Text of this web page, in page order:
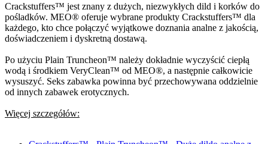
Crackstuffers™ jest znany z dużych, niezwykłych dild i korków do
pośladków. MEO® oferuje wybrane produkty Crackstuffers™ dla
każdego, kto chce połączyć wyjątkowe doznania analne z jakością,
doświadczeniem i dyskretną dostawą.
Po użyciu Plain Truncheon™ należy dokładnie wyczyścić ciepłą
wodą i środkiem VeryClean™ od MEO®, a następnie całkowicie
wysuszyć. Seks zabawka powinna być przechowywana oddzielnie
od innych zabawek erotycznych.
Więcej szczegółów: